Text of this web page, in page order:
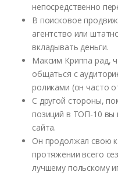
непосредственно
В поисковое
агентство или
вкладывать деньги.
Максим Криппа рад,
общаться с
роликами (он часто
С другой стороны,
позиций в ТОП-10 вы
сайта.
Он продолжал свою
протяжении всего
лучшему польскому